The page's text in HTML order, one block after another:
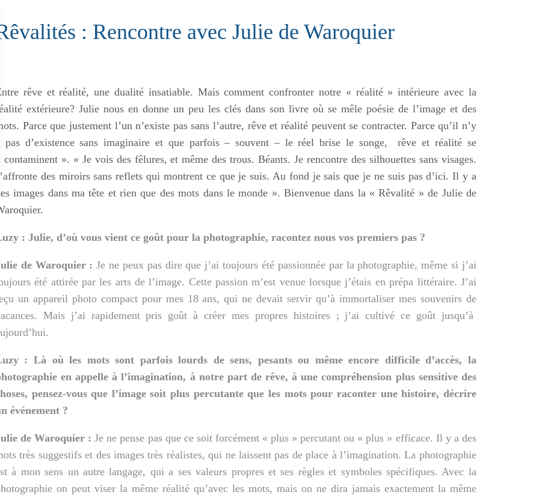
: Rencontre avec Julie de Waroquier
rêve et réalité, une dualité insatiable. Mais comment confronter notre « réalité » intérieure avec la
extérieure? Julie nous en donne un peu les clés dans son livre où se mêle poésie de l’image et des
Parce que justement l’un n’existe pas sans l’autre, rêve et réalité peuvent se contracter. Parce qu’il n’y
pas d’existence sans imaginaire et que parfois – souvent – le réel brise le songe, rêve et réalité se
contaminent ». « Je vois des fêlures, et même des trous. Béants. Je rencontre des silhouettes sans visages.
des miroirs sans reflets qui montrent ce que je suis. Au fond je sais que je ne suis pas d’ici. Il y a
images dans ma tête et rien que des mots dans le monde ». Bienvenue dans la « Rêvalité » de Julie de
: Julie, d’où vous vient ce goût pour la photographie, racontez nous vos premiers pas ?
de Waroquier : Je ne peux pas dire que j’ai toujours été passionnée par la photographie, même si j’ai
été attirée par les arts de l’image. Cette passion m’est venue lorsque j’étais en prépa littéraire. J’ai
un appareil photo compactpour mes 18 ans, qui ne devait servir qu’à immortaliser mes souvenirs de
Mais j’ai rapidement pris goût à créer mes propres histoires ; j’ai cultivé ce goût jusqu’à
: Là où les mots sont parfois lourds de sens, pesants ou même encore difficile d’accès, la
en appelle à l’imagination, à notre part de rêve, à une compréhension plus sensitive des
pensez-vous que l’image soit plus percutante que les mots pour raconter une histoire, décrire
événement ?
de Waroquier : Je ne pense pas que ce soit forcément « plus » percutant ou « plus » efficace. Il y a des
très suggestifs et des images très réalistes, qui ne laissent pas de place à l’imagination. La photographie
à mon sens un autre langage, qui a ses valeurs propres et ses règles et symboles spécifiques. Avec la
on peut viser la même réalité qu’avec les mots, mais on ne dira jamais exactement la même